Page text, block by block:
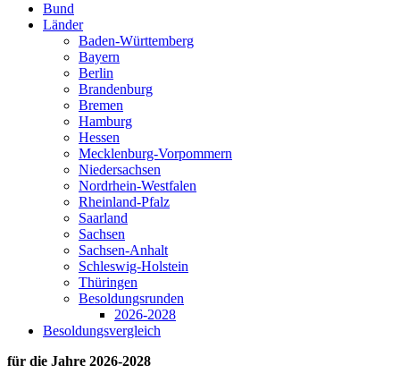
Bund
Länder
Baden-Württemberg
Bayern
Berlin
Brandenburg
Bremen
Hamburg
Hessen
Mecklenburg-Vorpommern
Niedersachsen
Nordrhein-Westfalen
Rheinland-Pfalz
Saarland
Sachsen
Sachsen-Anhalt
Schleswig-Holstein
Thüringen
Besoldungsrunden
2026-2028
Besoldungsvergleich
für die Jahre 2026-2028